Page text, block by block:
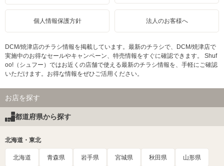
個人情報保護方針 法人のお客様へ
DCM/焼津店のチラシ情報を掲載しています。最新のチラシで、DCM/焼津店で
実施中のお得なセールやキャンペーン、特売情報をすぐに確認できます。 Shuf
oo!（シュフー）ではお近くの店舗で使える最新のチラシ情報を、手軽にご確認
いただけます。お得な情報をぜひご活用ください。
お店を探す
都道府県から探す
北海道・東北
北海道 青森県 岩手県 宮城県 秋田県 山形県